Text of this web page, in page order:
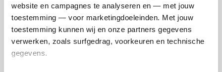
website en campagnes te analyseren en — met jouw
toestemming — voor marketingdoeleinden. Met jouw
toestemming kunnen wij en onze partners gegevens
verwerken, zoals surfgedrag, voorkeuren en technische
gegevens.
Ik wil bijdragen aan de transactiekosten
en betaal €0.75 extra.
Doneer nu